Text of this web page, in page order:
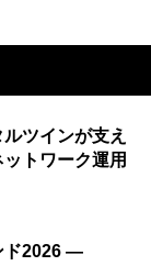
ツインが支え
トワーク運用
ド2026 ―